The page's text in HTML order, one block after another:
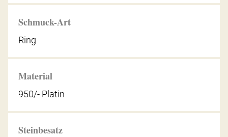
Schmuck-Art
Ring
Material
950/- Platin
Steinbesatz